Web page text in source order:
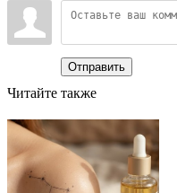
Отправить
Читайте также